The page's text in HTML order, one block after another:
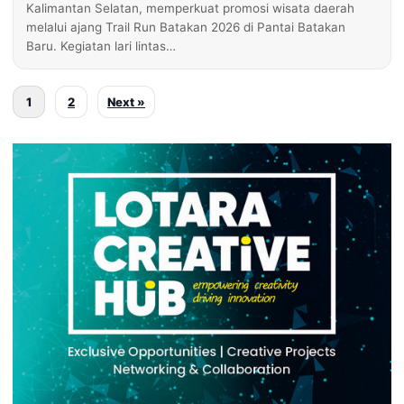
Kalimantan Selatan, memperkuat promosi wisata daerah
melalui ajang Trail Run Batakan 2026 di Pantai Batakan
Baru. Kegiatan lari lintas…
1 2 Next »